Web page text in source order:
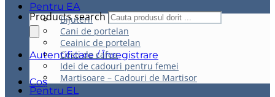
Products search
Autentificare / Înregistrare
Coș
Pentru EA
Bijuterii
Cani de portelan
Ceainic de portelan
Cesti de cafea
Idei de cadouri pentru femei
Martisoare – Cadouri de Martisor
Pentru EL